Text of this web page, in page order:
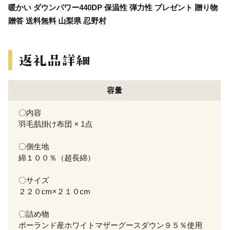
暖かい ダウンパワー440DP 保温性 弾力性 プレゼント 贈り物
贈答 送料無料 山梨県 忍野村
容量
〇内容
羽毛肌掛け布団 × 1点
〇側生地
綿１００％（超長綿）
〇サイズ
２２０cm×２１０cm
〇詰め物
ポーランド産ホワイトマザーグースダウン９５％使用